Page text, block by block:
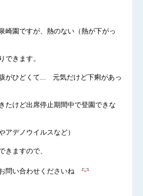
崎園ですが、熱のない（熱が下がっ
できます。
がひどくて... 元気だけど下痢があっ
たけど出席停止期間中で登園できな
アデノウイルスなど）
きますので、
問い合わせくださいね